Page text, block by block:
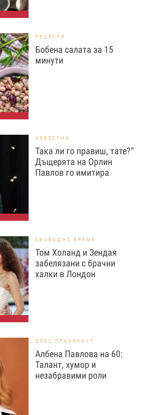
РЕЦЕПТИ
Бобена салата за 15
минути
ИЗВЕСТНИ
Така ли го правиш, тате?“
Дъщерята на Орлин
Павлов го имитира
СВОБОДНО ВРЕМЕ
Том Холанд и Зендая
забелязани с брачни
халки в Лондон
ДНЕС ПРАЗНУВАТ
Албена Павлова на 60:
Талант, хумор и
незабравими роли